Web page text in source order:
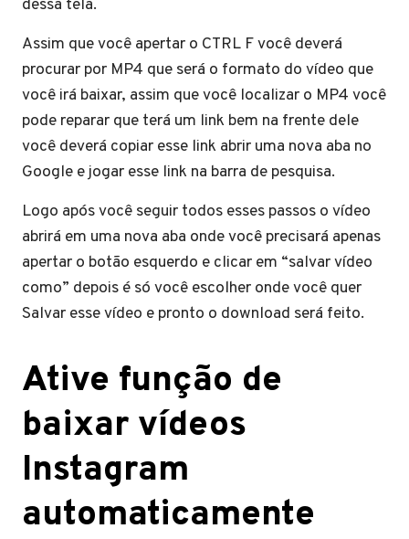
dessa tela.
Assim que você apertar o CTRL F você deverá
procurar por MP4 que será o formato do vídeo que
você irá baixar, assim que você localizar o MP4 você
pode reparar que terá um link bem na frente dele
você deverá copiar esse link abrir uma nova aba no
Google e jogar esse link na barra de pesquisa.
Logo após você seguir todos esses passos o vídeo
abrirá em uma nova aba onde você precisará apenas
apertar o botão esquerdo e clicar em “salvar vídeo
como” depois é só você escolher onde você quer
Salvar esse vídeo e pronto o download será feito.
Ative função de
baixar vídeos
Instagram
automaticamente